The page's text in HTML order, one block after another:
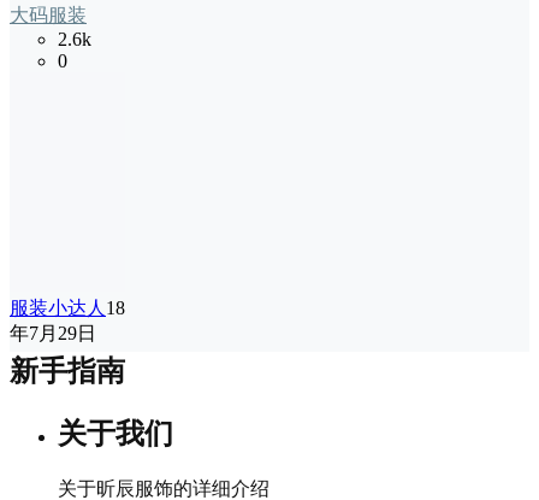
大码服装
2.6k
0
服装小达人 18
年7月29日
新手指南
关于我们
关于昕辰服饰的详细介绍